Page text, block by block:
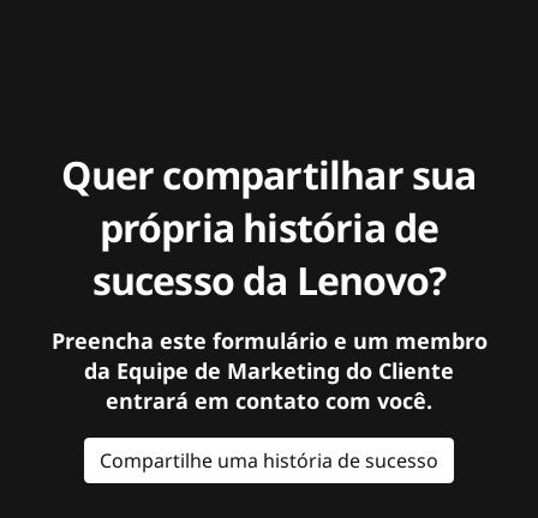
Quer compartilhar sua
própria história de
sucesso da Lenovo?
Preencha este formulário e um membro
da Equipe de Marketing do Cliente
entrará em contato com você.
Compartilhe uma história de sucesso